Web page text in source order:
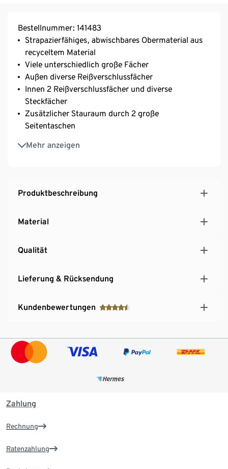
Bestellnummer: 141483
Strapazierfähiges, abwischbares Obermaterial aus
recyceltem Material
Viele unterschiedlich große Fächer
Außen diverse Reißverschlussfächer
Innen 2 Reißverschlussfächer und diverse
Steckfächer
Zusätzlicher Stauraum durch 2 große
Seitentaschen
Mehr anzeigen
Griffbereite Aufbewahrung von Bad- und
Pflegeutensilien
Futter wasserabweisend durch umweltschonende
ecorepel®-Imprägnierung
Produktbeschreibung
Material
Qualität
Lieferung & Rücksendung
Kundenbewertungen
Zahlung
Rechnung
Ratenzahlung